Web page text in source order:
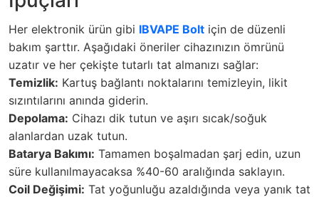
Her elektronik ürün gibi IBVAPE Bolt için de düzenli
bakım şarttır. Aşağıdaki öneriler cihazınızın ömrünü
uzatır ve her çekişte tutarlı tat almanızı sağlar:
Temizlik: Kartuş bağlantı noktalarını temizleyin, likit
sızıntılarını anında giderin.
Depolama: Cihazı dik tutun ve aşırı sıcak/soğuk
alanlardan uzak tutun.
Batarya Bakımı: Tamamen boşalmadan şarj edin, uzun
süre kullanılmayacaksa %40-60 aralığında saklayın.
Coil Değişimi: Tat yoğunluğu azaldığında veya yanık tat